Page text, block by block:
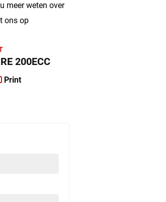
meer weten over
ons op
200ECC
Print